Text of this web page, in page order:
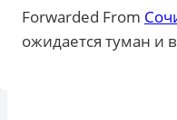
Forwarded From
ожидается туман и